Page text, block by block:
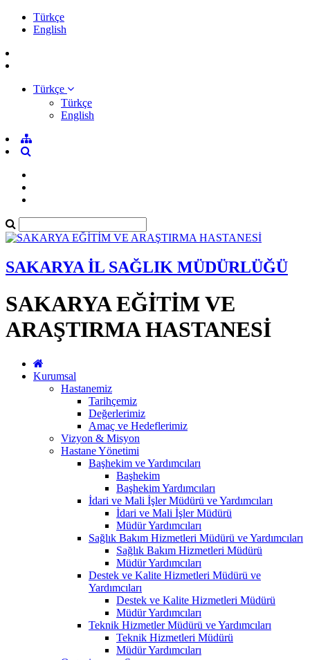
Türkçe
English
Türkçe
Türkçe
English
SAKARYA İL SAĞLIK MÜDÜRLÜĞÜ
SAKARYA EĞİTİM VE
ARAŞTIRMA HASTANESİ
Kurumsal
Hastanemiz
Tarihçemiz
Değerlerimiz
Amaç ve Hedeflerimiz
Vizyon & Misyon
Hastane Yönetimi
Başhekim ve Yardımcıları
Başhekim
Başhekim Yardımcıları
İdari ve Mali İşler Müdürü ve Yardımcıları
İdari ve Mali İşler Müdürü
Müdür Yardımcıları
Sağlık Bakım Hizmetleri Müdürü ve Yardımcıları
Sağlık Bakım Hizmetleri Müdürü
Müdür Yardımcıları
Destek ve Kalite Hizmetleri Müdürü ve
Yardımcıları
Destek ve Kalite Hizmetleri Müdürü
Müdür Yardımcıları
Teknik Hizmetler Müdürü ve Yardımcıları
Teknik Hizmetleri Müdürü
Müdür Yardımcıları